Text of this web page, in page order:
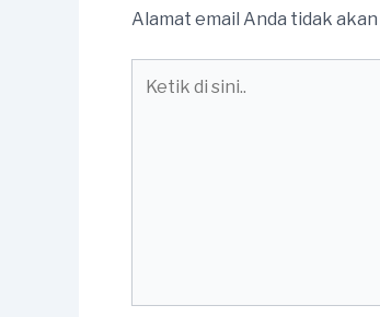
Alamat email Anda tidak